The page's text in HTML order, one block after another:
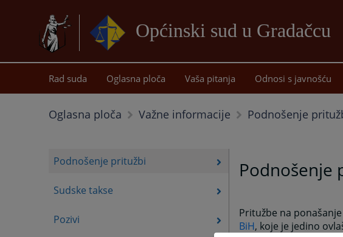
Općinski sud u Gradačcu
Rad suda Oglasna ploča Vaša pitanja Odnosi s javnošću
Oglasna ploča Važne informacije Podnošenje
Podnošenje pritužbi
Sudske takse
Pozivi
Podnošenje
Pritužbe na
BiH, koje je jedino